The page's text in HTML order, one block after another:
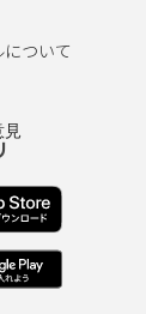
ついて